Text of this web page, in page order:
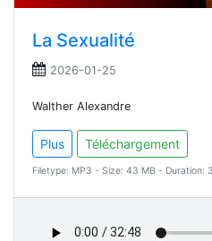
La Sexualité
2026-01-25
Walther Alexandre
Plus Téléchargement
Filetype: MP3 - Size: 43 MB - Duration: